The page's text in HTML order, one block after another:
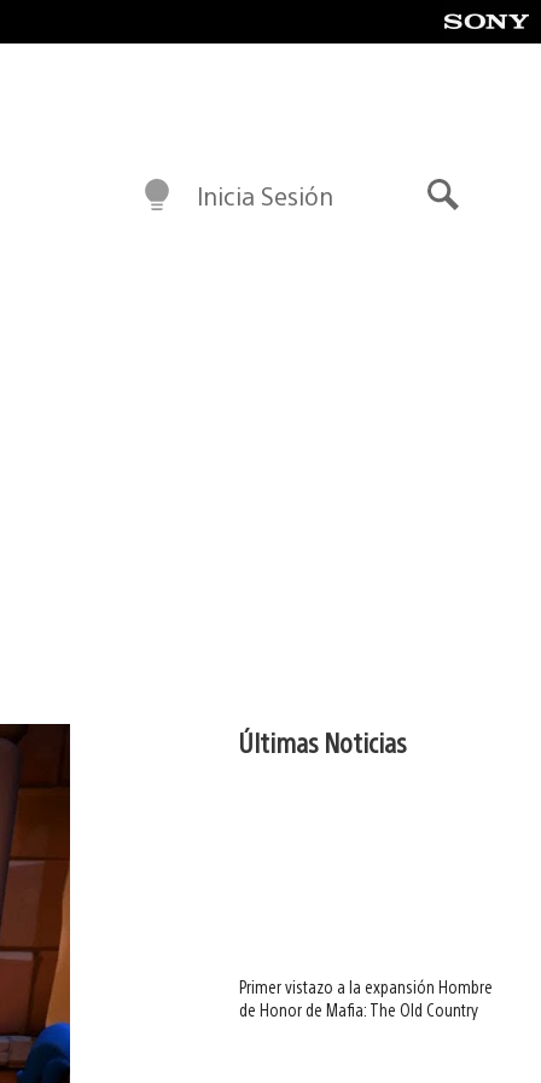
Inicia Sesión
Últimas Noticias
Primer vistazo a la expansión Hombre
de Honor de Mafia: The Old Country